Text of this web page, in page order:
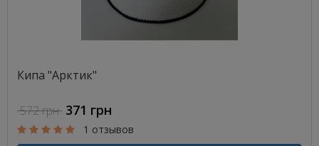
Кипа "Арктик"
572 грн 371 грн
1 отзывов